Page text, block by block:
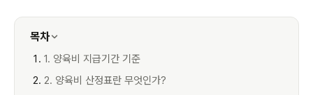
목차
1. 양육비 지급기간 기준
2. 양육비 산정표란 무엇인가?